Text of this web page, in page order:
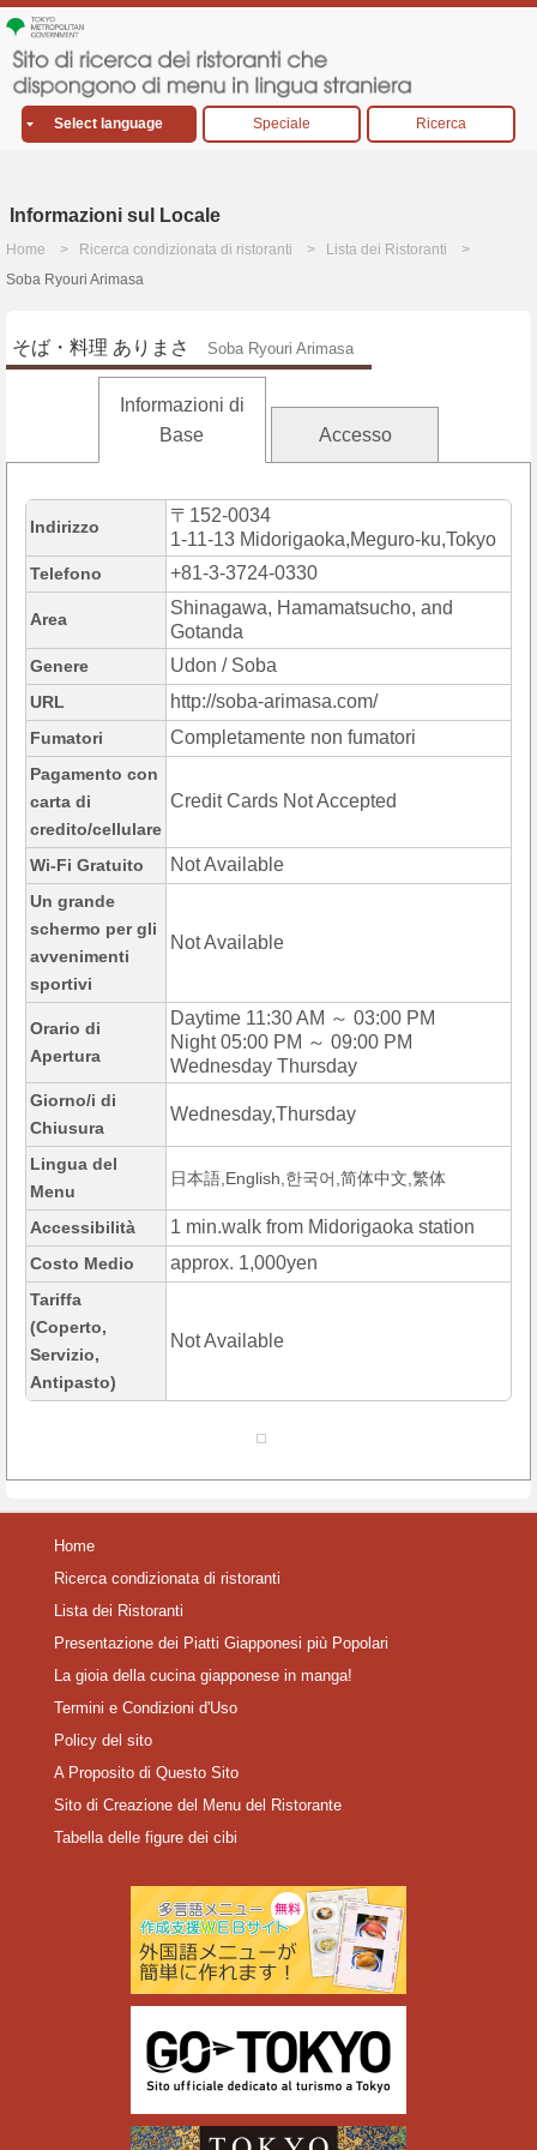
Select language Speciale Ricerca
Informazioni sul Locale
Home Ricerca condizionata di ristoranti
Lista dei Ristoranti
Soba Ryouri Arimasa
そば・料理 ありまさ Soba Ryouri Arimasa
Informazioni di
Base
Accesso
Indirizzo
〒152-0034
1-11-13 Midorigaoka,Meguro-ku,Tokyo
Telefono +81-3-3724-0330
Area
Shinagawa, Hamamatsucho, and
Gotanda
Genere Udon / Soba
URL http://soba-arimasa.com/
Fumatori Completamente non fumatori
Pagamento con
carta di
credito/cellulare
Credit Cards Not Accepted
Wi-Fi Gratuito Not Available
Un grande
schermo per gli
avvenimenti
sportivi
Not Available
Orario di
Apertura
Daytime 11:30 AM ～ 03:00 PM
Night 05:00 PM ～ 09:00 PM
Wednesday Thursday
Giorno/i di
Chiusura
Wednesday,Thursday
Lingua del
Menu
日本語,English,한국어,简体中文,繁体
Accessibilità 1 min.walk from Midorigaoka station
Costo Medio approx. 1,000yen
Tariffa
(Coperto,
Servizio,
Antipasto)
Not Available
Home
Ricerca condizionata di ristoranti
Lista dei Ristoranti
Presentazione dei Piatti Giapponesi più Popolari
La gioia della cucina giapponese in manga!
Termini e Condizioni d'Uso
Policy del sito
A Proposito di Questo Sito
Sito di Creazione del Menu del Ristorante
Tabella delle figure dei cibi